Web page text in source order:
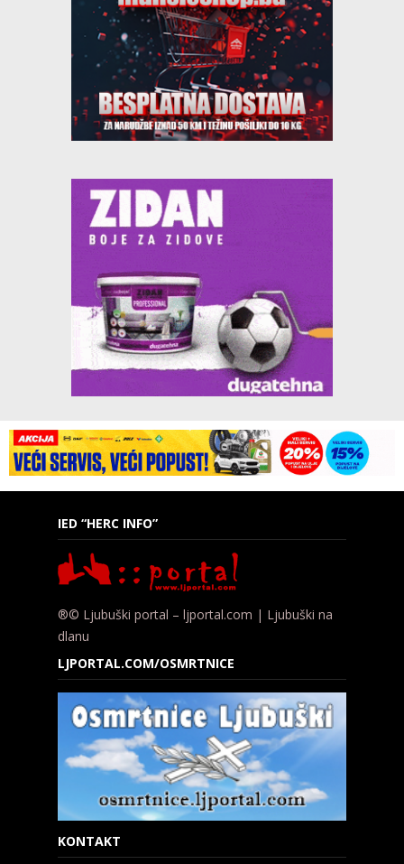
IED “HERC INFO”
®© Ljubuški portal – ljportal.com | Ljubuški na
dlanu
LJPORTAL.COM/OSMRTNICE
KONTAKT